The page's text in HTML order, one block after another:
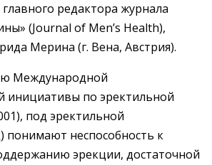
редактора журнала
(Journal of Men’s Health),
Мерина (г. Вена, Австрия).
Международной
инициативы по эректильной
под эректильной
понимают неспособность к
эрекции, достаточной